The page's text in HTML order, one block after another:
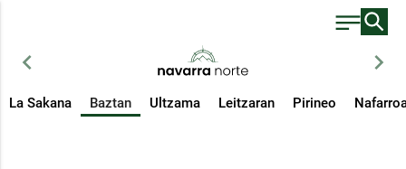
chevron_left chevron_right
La Sakana Baztan Ultzama Leitzaran Pirineo